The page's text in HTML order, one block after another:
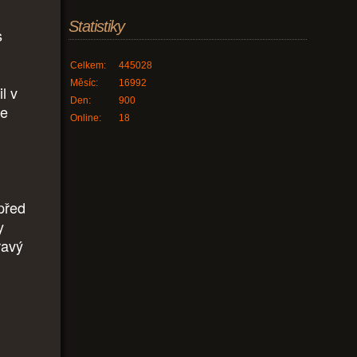
v
Statistiky
Online: 18
Celkem:
445028
Měsíc:
16992
Den:
900